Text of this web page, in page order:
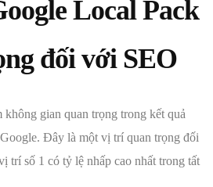
Local Pack
đối với SEO
gian quan trọng trong kết quả
Đây là một vị trí quan trọng đối
trí số 1 có tỷ lệ nhấp cao nhất trong tất